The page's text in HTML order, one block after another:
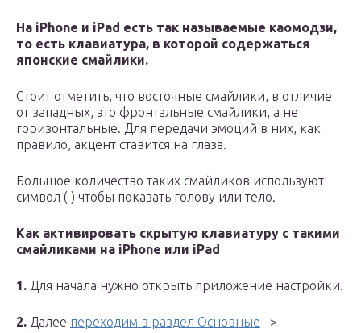
На iPhone и iPad есть так называемые каомодзи,
то есть клавиатура, в которой содержаться
японские смайлики.
Стоит отметить, что восточные смайлики, в отличие
от западных, это фронтальные смайлики, а не
горизонтальные. Для передачи эмоций в них, как
правило, акцент ставится на глаза.
Большое количество таких смайликов используют
символ ( ) чтобы показать голову или тело.
Как активировать скрытую клавиатуру с такими
смайликами на iPhone или iPad
1. Для начала нужно открыть приложение настройки.
2. Далее переходим в раздел Основные –>